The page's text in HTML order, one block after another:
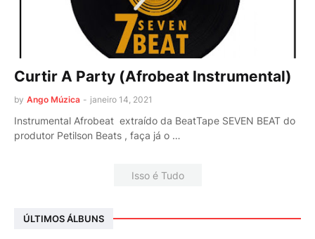
Curtir A Party (Afrobeat Instrumental)
by Ango Múzica - janeiro 14, 2021
Instrumental Afrobeat extraído da BeatTape SEVEN BEAT do
produtor Petilson Beats , faça já o …
Isso é Tudo
ÚLTIMOS ÁLBUNS